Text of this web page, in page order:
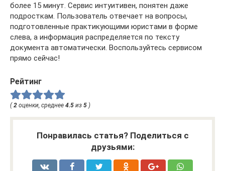
более 15 минут. Сервис интуитивен, понятен даже
подросткам. Пользователь отвечает на вопросы,
подготовленные практикующими юристами в форме
слева, а информация распределяется по тексту
документа автоматически. Воспользуйтесь сервисом
прямо сейчас!
Рейтинг
(2 оценки, среднее 4.5 из 5 )
Понравилась статья? Поделиться с
друзьями: